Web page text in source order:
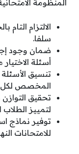
المنظومة
الالتزام التام
سلفا.
ضمان وجود
أسئلة
تنسيق
المخصص لكل
تحقيق التوازن
لتمييز الطلاب
توفير نماذج
للامتحانات